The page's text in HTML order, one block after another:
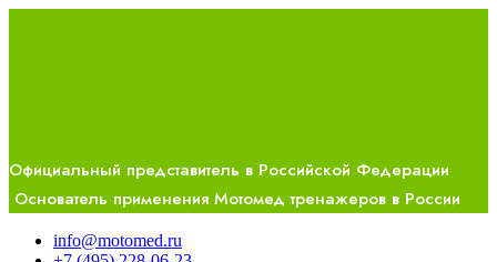
Официальный представитель в Российской Федерации
Основатель применения Мотомед тренажеров в России
info@motomed.ru